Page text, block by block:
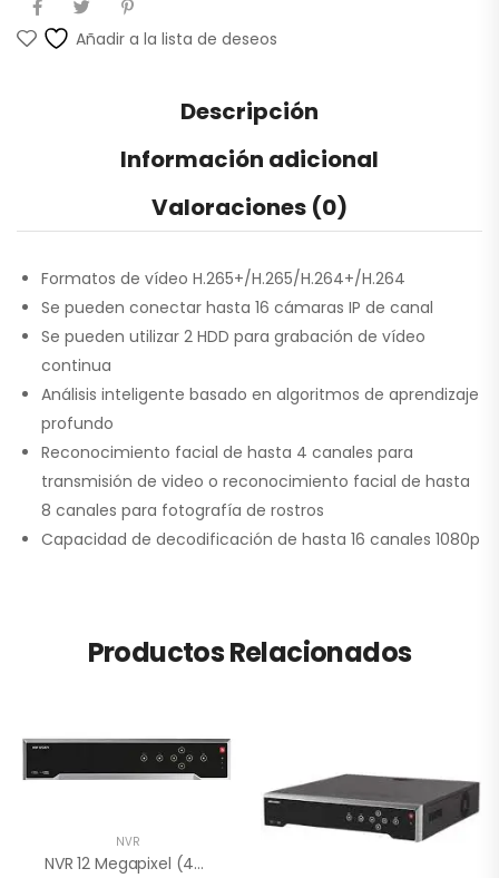
Añadir a la lista de deseos
Descripción
Información adicional
Valoraciones (0)
Formatos de vídeo H.265+/H.265/H.264+/H.264
Se pueden conectar hasta 16 cámaras IP de canal
Se pueden utilizar 2 HDD para grabación de vídeo
continua
Análisis inteligente basado en algoritmos de aprendizaje
profundo
Reconocimiento facial de hasta 4 canales para
transmisión de video o reconocimiento facial de hasta
8 canales para fotografía de rostros
Capacidad de decodificación de hasta 16 canales 1080p
Productos Relacionados
NVR
NVR 12 Megapixel (4K) / 16 Canales IP / 16 Puertos PoE+ / 4 Bahías De Disco Duro / Switch PoE 300 Mts / HDMI En 4K / Soporta PO